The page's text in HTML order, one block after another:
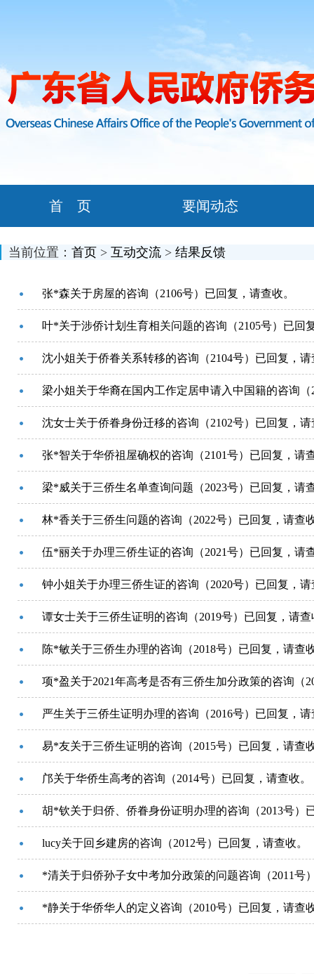
首 页 要闻动态
当前位置： 首页 > 互动交流 > 结果反馈
张*森关于房屋的咨询（2106号）已回复，请查收。
叶*关于涉侨计划生育相关问题的咨询（2105号）已回
沈小姐关于侨眷关系转移的咨询（2104号）已回复，请
梁小姐关于华裔在国内工作定居申请入中国籍的咨询
沈女士关于侨眷身份迁移的咨询（2102号）已回复，请
张*智关于华侨祖屋确权的咨询（2101号）已回复，请
梁*威关于三侨生名单查询问题（2023号）已回复，请
林*香关于三侨生问题的咨询（2022号）已回复，请查
伍*丽关于办理三侨生证的咨询（2021号）已回复，请
钟小姐关于办理三侨生证的咨询（2020号）已回复，请
谭女士关于三侨生证明的咨询（2019号）已回复，请查
陈*敏关于三侨生办理的咨询（2018号）已回复，请查
项*盈关于2021年高考是否有三侨生加分政策的咨询（
严生关于三侨生证明办理的咨询（2016号）已回复，
易*友关于三侨生证明的咨询（2015号）已回复，请查
邝关于华侨生高考的咨询（2014号）已回复，请查收。
胡*钦关于归侨、侨眷身份证明办理的咨询（2013号）
lucy关于回乡建房的咨询（2012号）已回复，请查收。
*清关于归侨孙子女中考加分政策的问题咨询（2011号
*静关于华侨华人的定义咨询（2010号）已回复，请查